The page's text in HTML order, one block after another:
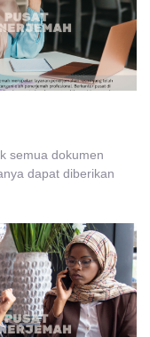
semua dokumen
dapat diberikan